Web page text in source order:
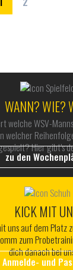
WANN? WIE?
welche WSV-
welcher
Hier gibt’s
zu den
KICK MIT
uns auf dem Platz
zum
dich danach bei
Anmelde- und